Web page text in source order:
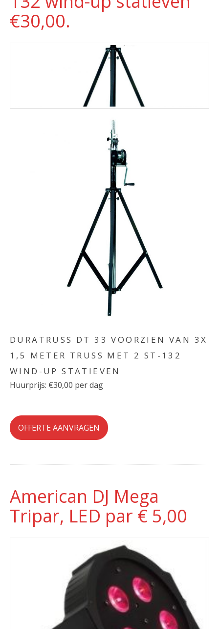
€30,00.
DURATRUSS DT 33 VOORZIEN VAN 3X
1,5 METER TRUSS MET 2 ST-132
WIND-UP STATIEVEN
Huurprijs: €30,00 per dag
OFFERTE AANVRAGEN
American DJ Mega
Tripar, LED par € 5,00